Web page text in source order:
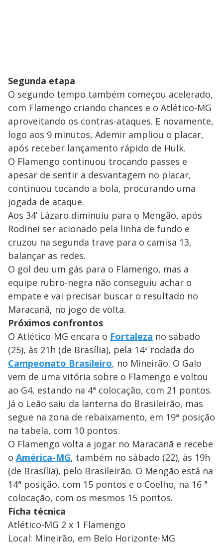
Segunda etapa
O segundo tempo também começou acelerado,
com Flamengo criando chances e o Atlético-MG
aproveitando os contras-ataques. E novamente,
logo aos 9 minutos, Ademir ampliou o placar,
após receber lançamento rápido de Hulk.
O Flamengo continuou trocando passes e
apesar de sentir a desvantagem no placar,
continuou tocando a bola, procurando uma
jogada de ataque.
Aos 34’ Lázaro diminuiu para o Mengão, após
Rodinei ser acionado pela linha de fundo e
cruzou na segunda trave para o camisa 13,
balançar as redes.
O gol deu um gás para o Flamengo, mas a
equipe rubro-negra não conseguiu achar o
empate e vai precisar buscar o resultado no
Maracanã, no jogo de volta.
Próximos confrontos
O Atlético-MG encara o Fortaleza no sábado
(25), às 21h (de Brasília), pela 14ª rodada do
Campeonato Brasileiro, no Mineirão. O Galo
vem de uma vitória sobre o Flamengo e voltou
ao G4, estando na 4ª colocação, com 21 pontos.
Já o Leão saiu da lanterna do Brasileirão, mas
segue na zona de rebaixamento, em 19ª posição
na tabela, com 10 pontos.
O Flamengo volta a jogar no Maracanã e recebe
o América-MG, também no sábado (22), às 19h
(de Brasília), pelo Brasileirão. O Mengão está na
14ª posição, com 15 pontos e o Coelho, na 16 ª
colocação, com os mesmos 15 pontos.
Ficha técnica
Atlético-MG 2 x 1 Flamengo
Local: Mineirão, em Belo Horizonte-MG